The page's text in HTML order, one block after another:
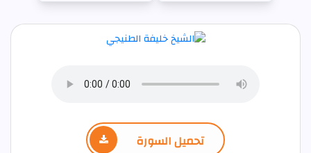
تحميل السورة